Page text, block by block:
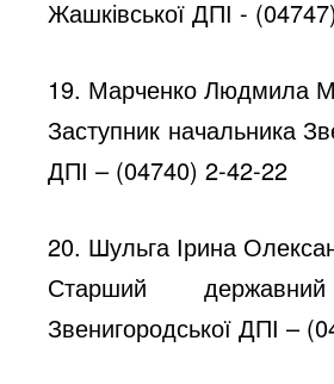
Жашківської ДПІ -
19. Марченко Людмила
Заступник начальника
ДПІ – (04740) 2-42-22
20. Шульга Ірина
Старший
Звенигородської ДПІ –